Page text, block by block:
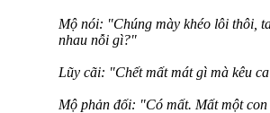
Mộ nói: "Chúng mày khéo lôi thôi,
nhau nỗi gì?"
Lũy cãi: "Chết mất mát gì mà kêu
Mộ phản đối: "Có mất. Mất một